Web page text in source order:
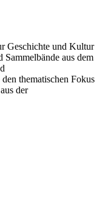
Geschichte und Kultur
Sammelbände aus dem
thematischen Fokus
der